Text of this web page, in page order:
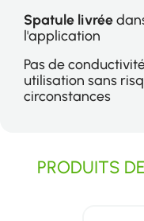
Spatule livrée
l'application
Pas de
utilisation sans
circonstances
PRODUITS